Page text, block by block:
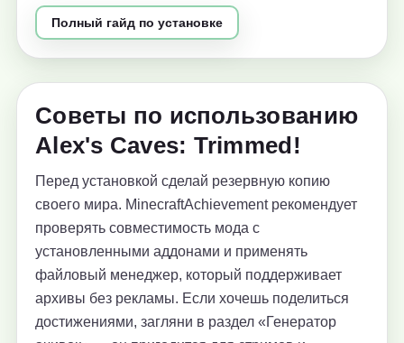
Полный гайд по установке
Советы по использованию
Alex's Caves: Trimmed!
Перед установкой сделай резервную копию
своего мира. MinecraftAchievement рекомендует
проверять совместимость мода с
установленными аддонами и применять
файловый менеджер, который поддерживает
архивы без рекламы. Если хочешь поделиться
достижениями, загляни в раздел «Генератор